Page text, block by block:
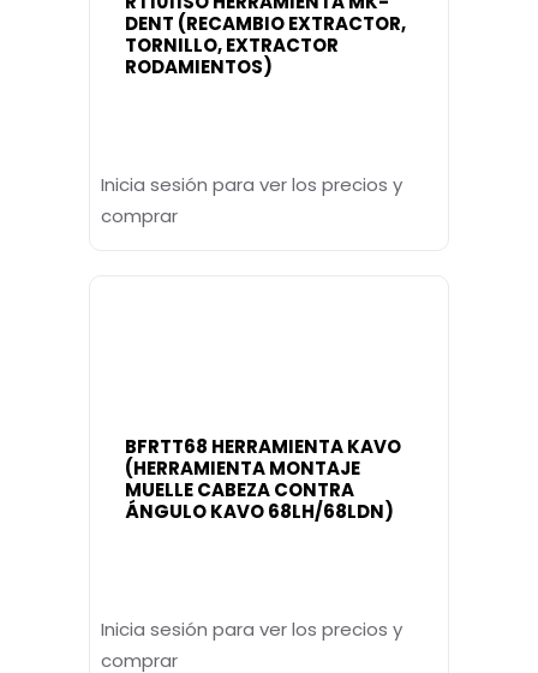
DENT (RECAMBIO EXTRACTOR,
TORNILLO, EXTRACTOR
RODAMIENTOS)
Inicia sesión para ver los precios y
comprar
BFRTT68 HERRAMIENTA KAVO
(HERRAMIENTA MONTAJE
MUELLE CABEZA CONTRA
ÁNGULO KAVO 68LH/68LDN)
Inicia sesión para ver los precios y
comprar